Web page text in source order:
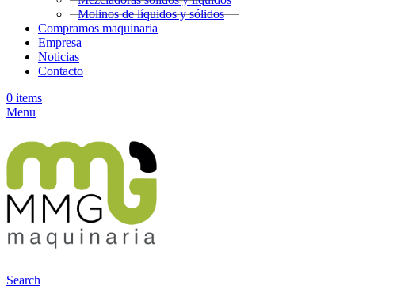
Molinos de líquidos y sólidos
Compramos maquinaria
Empresa
Noticias
Contacto
0 items
Menu
Search